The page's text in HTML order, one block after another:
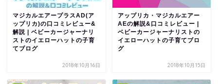
マジカルエアープラスAD(ア
ップリカ)の口コミレビュー&
解説 | ベビーカージャーナリ
ストのイエローハットの子育
てブログ
2018年10月16日
アップリカ・マジカルエアー
AEの解説&口コミレビュー |
ベビーカージャーナリストの
イエローハットの子育てブロ
グ
2018年10月15日